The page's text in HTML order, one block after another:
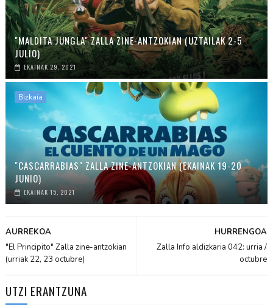
"MALDITA JUNGLA" ZALLA ZINE-ANTZOKIAN (UZTAILAK 2-5
JULIO)
EKAINAK 29, 2021
Bizkaia
"CASCARRABIAS" ZALLA ZINE-ANTZOKIAN (EKAINAK 19-20
JUNIO)
EKAINAK 15, 2021
HURRENGOA
Zalla Info aldizkaria 042: urria /
octubre
AURREKOA
"El Principito" Zalla zine-antzokian
(urriak 22, 23 octubre)
UTZI ERANTZUNA